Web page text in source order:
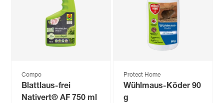
Compo
Blattlaus-frei
Nativert® AF 750 ml
Protect Home
Wühlmaus-Köder 90
g